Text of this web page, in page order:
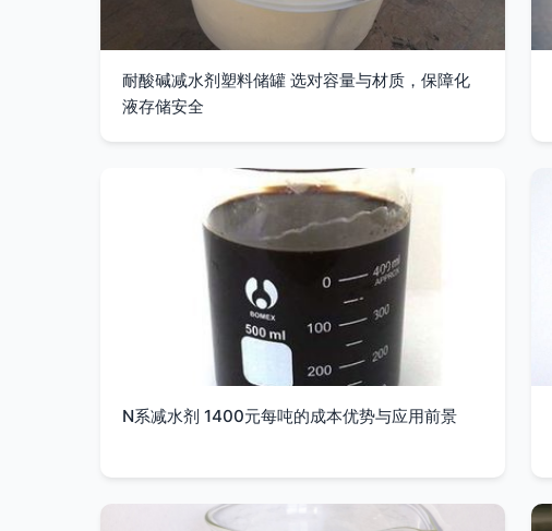
耐酸碱减水剂塑料储罐 选对容量与材质，保障化
液存储安全
N系减水剂 1400元每吨的成本优势与应用前景